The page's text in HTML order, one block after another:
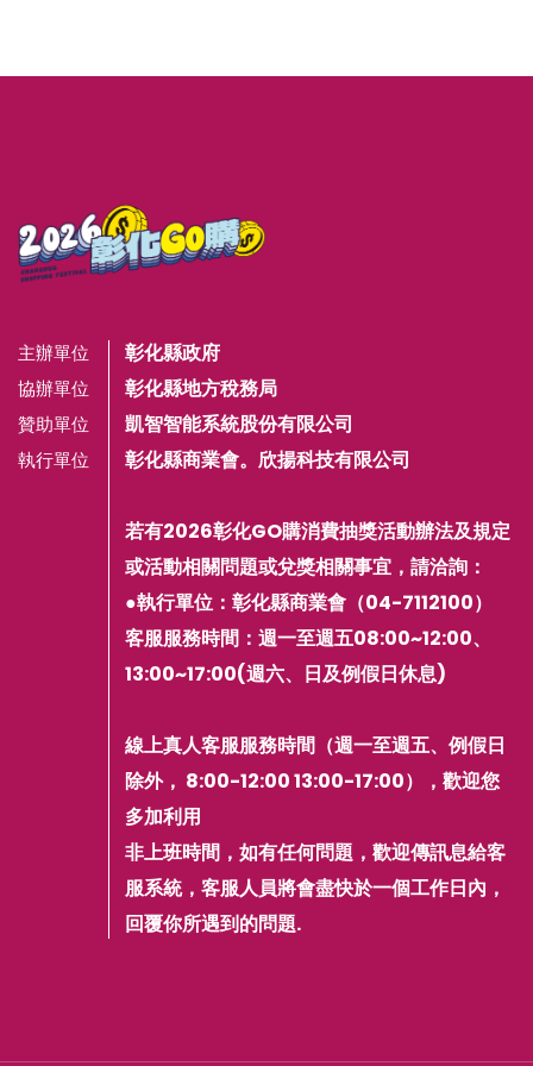
主辦單位 彰化縣政府
協辦單位 彰化縣地方稅務局
贊助單位 凱智智能系統股份有限公司
執行單位 彰化縣商業會。欣揚科技有限公司
若有2026彰化GO購消費抽獎活動辦法及規定
或活動相關問題或兌獎相關事宜，請洽詢：
●執行單位：彰化縣商業會（04-7112100）
客服服務時間：週一至週五08:00~12:00、
13:00~17:00(週六、日及例假日休息)
線上真人客服服務時間（週一至週五、例假日
除外， 8:00-12:00 13:00-17:00），歡迎您
多加利用
非上班時間，如有任何問題，歡迎傳訊息給客
服系統，客服人員將會盡快於一個工作日內，
回覆你所遇到的問題.